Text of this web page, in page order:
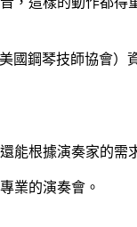
鋼琴技師協會
能根據演奏家的需
業的演奏會。